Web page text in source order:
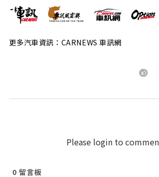
更多汽車資訊：CARNEWS 車訊網
Please login to
0 留言板